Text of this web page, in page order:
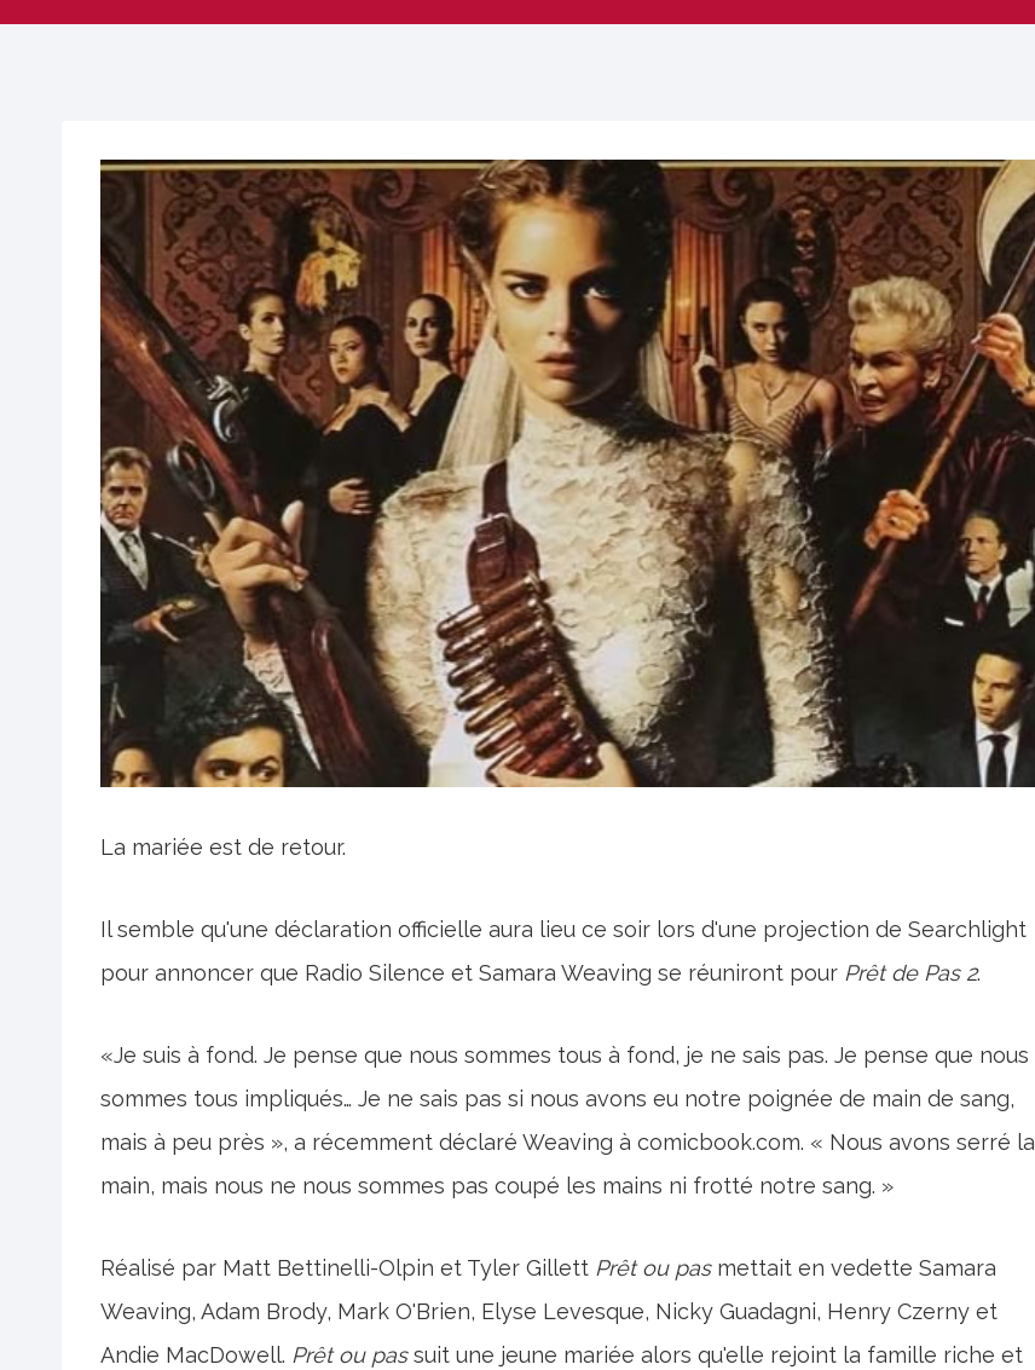
La mariée est de retour.
Il semble qu'une déclaration officielle aura lieu ce soir lors d'une projection de Searchlight
pour annoncer que Radio Silence et Samara Weaving se réuniront pour Prêt de Pas 2.
«Je suis à fond. Je pense que nous sommes tous à fond, je ne sais pas. Je pense que nous
sommes tous impliqués… Je ne sais pas si nous avons eu notre poignée de main de sang,
mais à peu près », a récemment déclaré Weaving à comicbook.com. « Nous avons serré la
main, mais nous ne nous sommes pas coupé les mains ni frotté notre sang. »
Réalisé par Matt Bettinelli-Olpin et Tyler Gillett Prêt ou pasmettait en vedette Samara
Weaving, Adam Brody, Mark O'Brien, Elyse Levesque, Nicky Guadagni, Henry Czerny et
Andie MacDowell. Prêt ou passuit une jeune mariée alors qu'elle rejoint la famille riche et